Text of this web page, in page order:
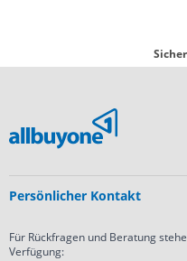
Persönlicher Kontakt
Für Rückfragen und Beratung
Verfügung: